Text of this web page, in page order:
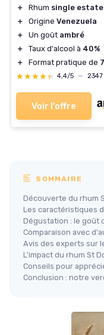
＋ Rhum single estate
＋
Origine Venezuela
＋
Un goût ambré
＋
Taux d'alcool à 40%
＋
Format pratique de
★★★★★
★★★★★ 4,4/5 —
Voir l'offre
SOMMAIRE
Découverte du rhum
Les caractéristiques
Dégustation : le goût
Comparaison avec
Avis des experts sur
L'impact du rhum St
Conseils pour
Conclusion : notre